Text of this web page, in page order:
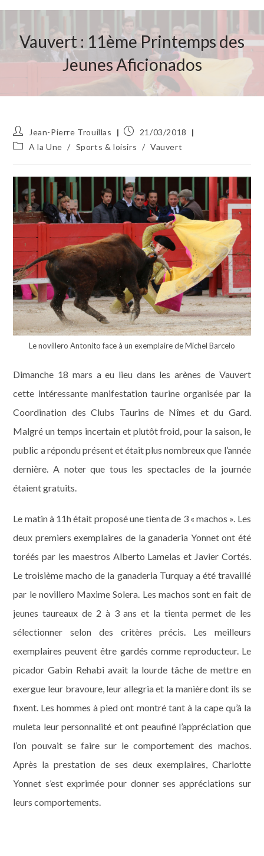
Vauvert : 11ème Printemps des
Jeunes Aficionados
Auteur/autrice
de
Jean-Pierre Trouillas
Publication
publiée :
21/03/2018
PostA la Une / Sports & loisirs / Vauvert
Le novillero Antonito face à un exemplaire de Michel Barcelo
Dimanche 18 mars a eu lieu dans les arènes de Vauvert
cette intéressante manifestation taurine organisée par la
Coordination des Clubs Taurins de Nîmes et du Gard.
Malgré un temps incertain et plutôt froid, pour la saison, le
public a répondu présent et était plus nombreux que l’année
dernière. A noter que tous les spectacles de la journée
étaient gratuits.
Le matin à 11h était proposé une tienta de 3 « machos ». Les
deux premiers exemplaires de la ganaderia Yonnet ont été
toréés par les maestros Alberto Lamelas et Javier Cortés.
Le troisième macho de la ganaderia Turquay a été travaillé
par le novillero Maxime Solera. Les machos sont en fait de
jeunes taureaux de 2 à 3 ans et la tienta permet de les
sélectionner selon des critères précis. Les meilleurs
exemplaires peuvent être gardés comme reproducteur. Le
picador Gabin Rehabi avait la lourde tâche de mettre en
exergue leur bravoure, leur allegria et la manière dont ils se
fixent. Les hommes à pied ont montré tant à la cape qu’à la
muleta leur personnalité et ont peaufiné l’appréciation que
l’on pouvait se faire sur le comportement des machos.
Après la prestation de ses deux exemplaires, Charlotte
Yonnet s’est exprimée pour donner ses appréciations sur
leurs comportements.